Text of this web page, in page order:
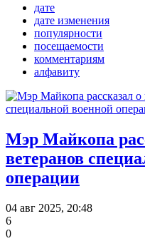
дате
дате изменения
популярности
посещаемости
комментариям
алфавиту
Мэр Майкопа
ветеранов
операции
04 авг 2025, 20:48
6
0